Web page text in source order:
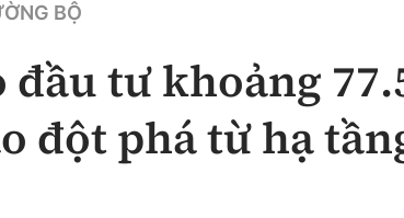
điều hành
xây dựng
định chất lượng
Hàng không
Đường sắt
BỘ
đầu tư khoảng
đột phá từ hạ